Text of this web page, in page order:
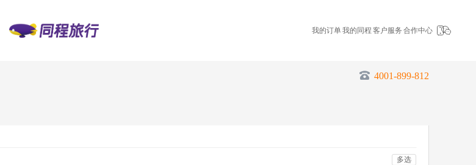
我的订单我的同程 客户服务 合作中心
4001-899-812
多选